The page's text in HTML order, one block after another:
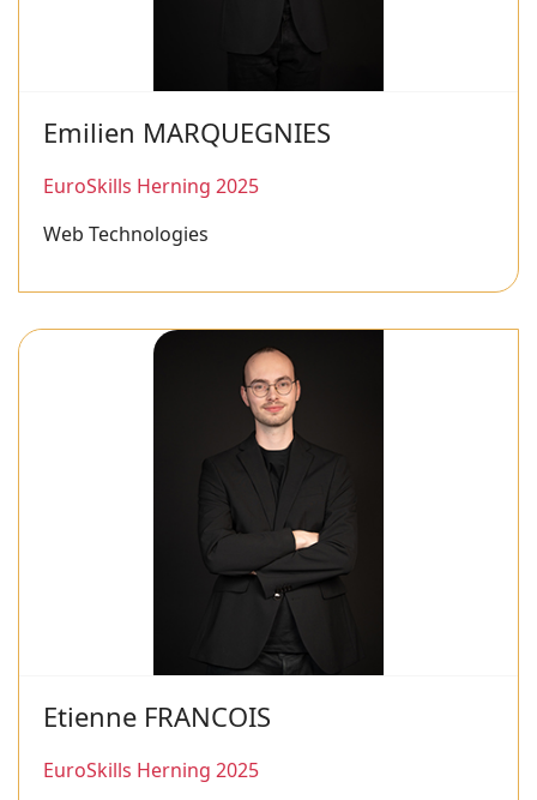
Emilien MARQUEGNIES
EuroSkills Herning 2025
Web Technologies
Etienne FRANCOIS
EuroSkills Herning 2025